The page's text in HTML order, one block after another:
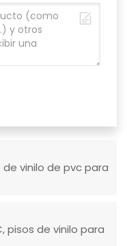
vinilo de pvc para
pisos de vinilo para